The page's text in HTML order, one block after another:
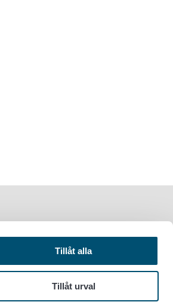
Tillåt alla
Tillåt urval